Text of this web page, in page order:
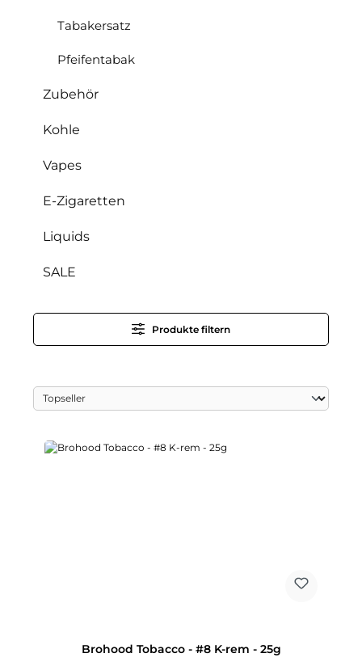
Tabakersatz
Pfeifentabak
Zubehör
Kohle
Vapes
E-Zigaretten
Liquids
SALE
Produkte filtern
Brohood Tobacco - #8 K-rem - 25g